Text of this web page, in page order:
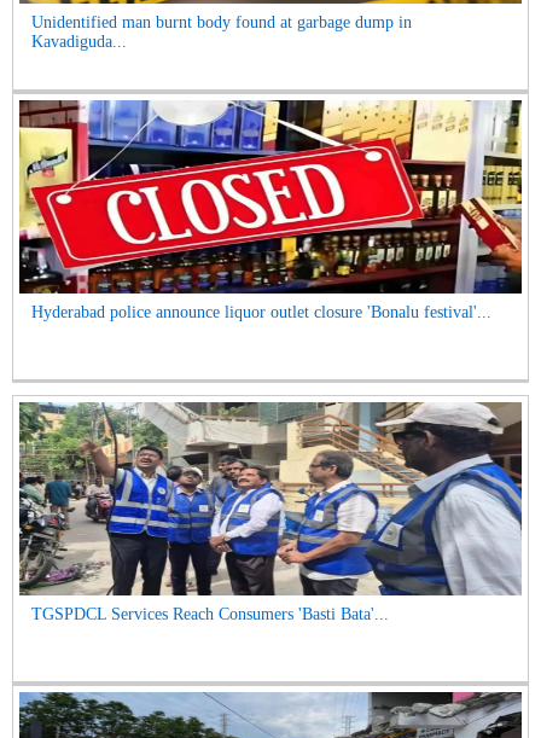
Unidentified man burnt body found at garbage dump in
Kavadiguda...
Hyderabad police announce liquor outlet closure 'Bonalu festival'...
TGSPDCL Services Reach Consumers 'Basti Bata'...